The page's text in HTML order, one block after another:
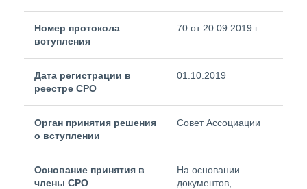
Номер протокола
вступления
70 от 20.09.2019 г.
Дата регистрации в
реестре СРО
01.10.2019
Орган принятия решения
о вступлении
Совет Ассоциации
Основание принятия в
члены СРО
На основании
документов,